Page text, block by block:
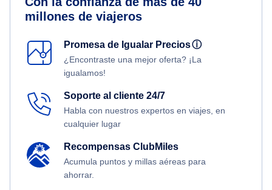
millones de viajeros
Promesa de Igualar Preciosⓘ
¿Encontraste una mejor oferta? ¡La
igualamos!
Soporte al cliente 24/7
Habla con nuestros expertos en viajes, en
cualquier lugar
Recompensas ClubMiles
Acumula puntos y millas aéreas para
ahorrar.